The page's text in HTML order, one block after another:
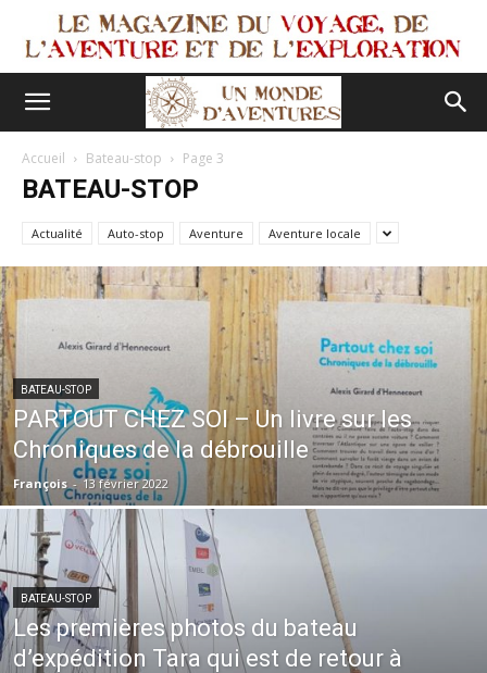
Accueil Bateau-stop Page 3
BATEAU-STOP
Actualité Auto-stop Aventure Aventure locale
BATEAU-STOP
PARTOUT CHEZ SOI – Un livre sur les
Chroniques de la débrouille
François - 13 février 2022
BATEAU-STOP
Les premières photos du bateau
d’expédition Tara qui est de retour à